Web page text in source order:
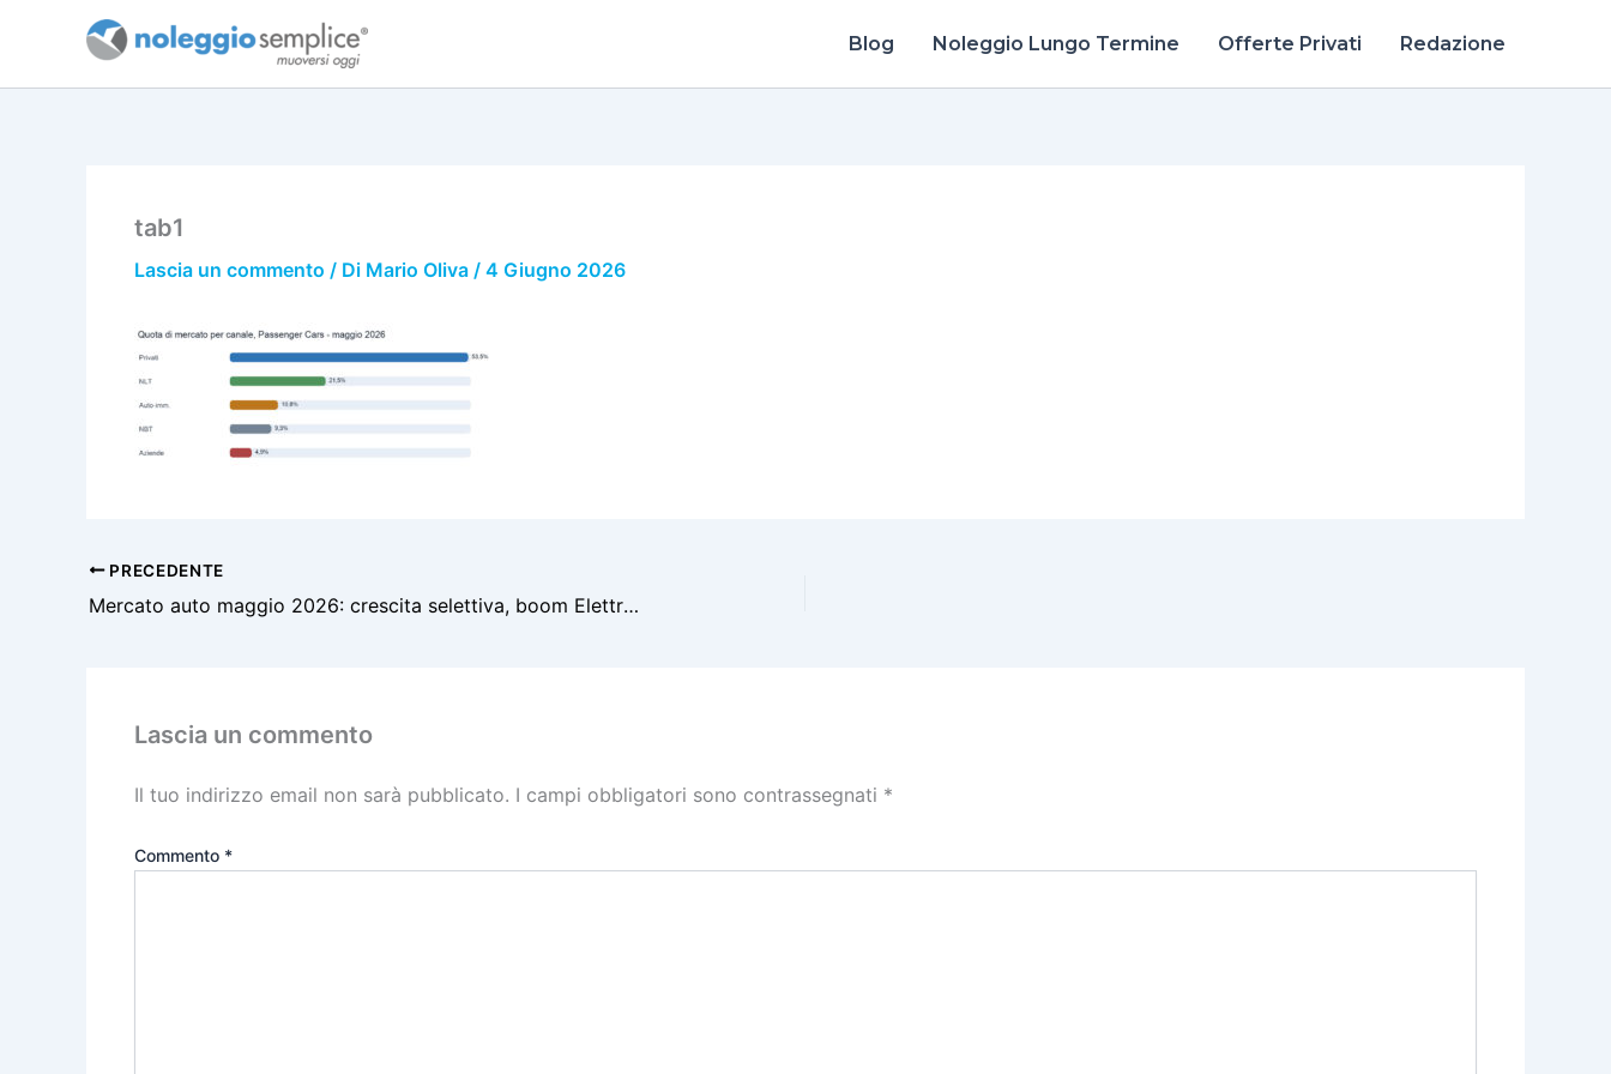
Blog Noleggio Lungo Termine Offerte Privati Redazione
tab1
Lascia un commento / Di Mario Oliva / 4 Giugno 2026
PRECEDENTE
Mercato auto maggio 2026: crescita selettiva, boom Elettrico all’8,9%
Lascia un commento
Il tuo indirizzo email non sarà pubblicato. I campi obbligatori sono contrassegnati *
Commento *